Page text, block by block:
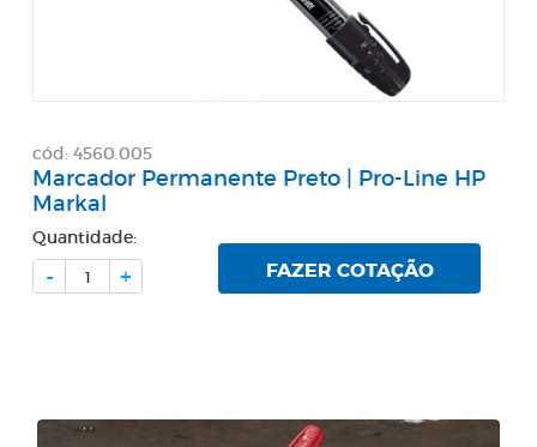
cód: 4560.005
Marcador Permanente Preto | Pro-Line HP
Markal
Quantidade:
- + FAZER COTAÇÃO